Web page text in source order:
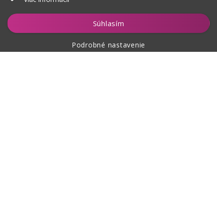
Súhlasím
Podrobné nastavenie
Vložiť do košíka